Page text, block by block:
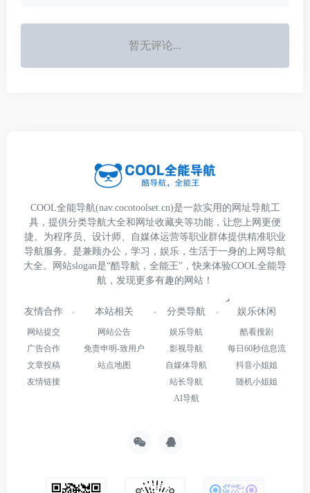
暂无评论...
COOL全能导航(nav.cocotoolset.cn)是一款实用的网址导航工
具，提供分类导航大全和网址收藏夹等功能，让您上网更便
捷。为程序员、设计师、自媒体运营等职业群体提供精准职业
导航服务。是兼顾办公，学习，娱乐，生活于一身的上网导航
大全。网站slogan是“酷导航，全能王”，快来体验COOL全能导
航，发现更多有趣的网站！
友情合作
网站提交
广告合作
文章投稿
友情链接
本站相关
网站公告
免责申明-致用户
站点地图
分类导航
娱乐导航
影视导航
自媒体导航
站长导航
AI导航
娱乐休闲
酷看搜剧
每日60秒信息流
抖音小姐姐
随机小姐姐